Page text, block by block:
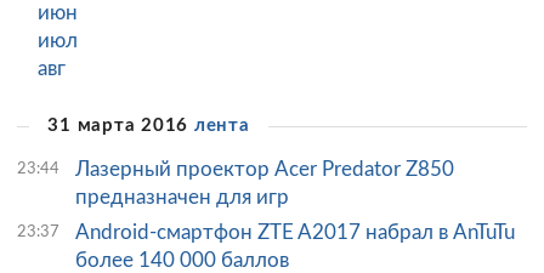
июн
июл
авг
31 марта 2016 лента
23:44
Лазерный проектор Acer Predator Z850
предназначен для игр
23:37
Android-смартфон ZTE A2017 набрал в AnTuTu
более 140 000 баллов